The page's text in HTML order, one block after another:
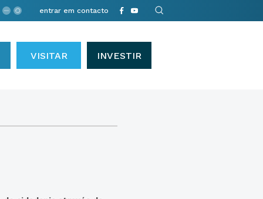
entrar em contacto
VISITAR INVESTIR